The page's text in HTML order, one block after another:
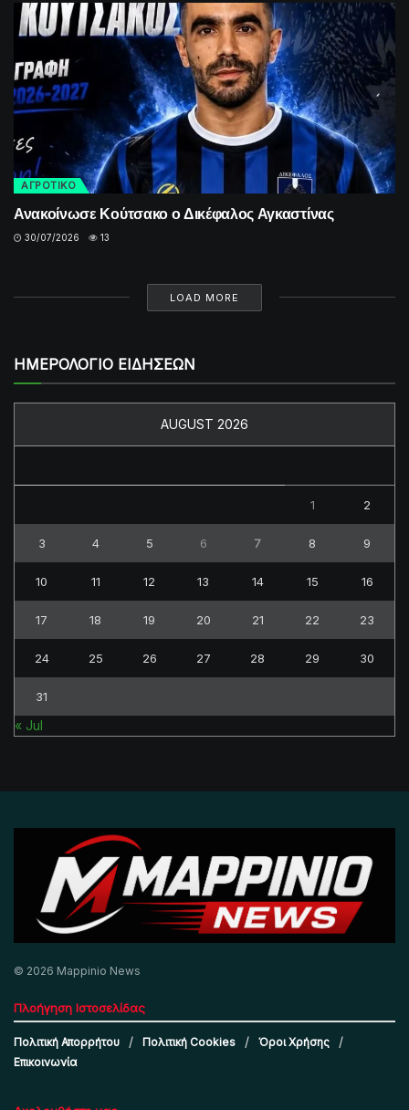
ΑΓΡΟΤΙΚΟ
Ανακοίνωσε Κούτσακο ο Δικέφαλος Αγκαστίνας
30/07/2026 13
LOAD MORE
ΗΜΕΡΟΛΟΓΙΟ ΕΙΔΗΣΕΩΝ
AUGUST 2026
1 2
3 4 5 6 7 8 9
10 11 12 13 14 15 16
17 18 19 20 21 22 23
24 25 26 27 28 29 30
31
« Jul
© 2026 Mappinio News
Πλοήγηση Ιστοσελίδας
Πολιτική Απορρήτου Πολιτική Cookies
Όροι Χρήσης
Επικοινωνία